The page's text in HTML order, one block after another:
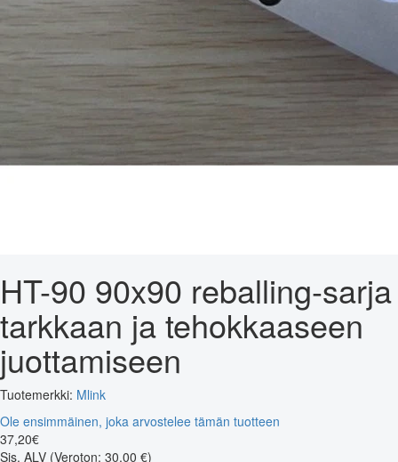
HT-90 90x90 reballing-sarja
tarkkaan ja tehokkaaseen
juottamiseen
Tuotemerkki: Mlink
Ole ensimmäinen, joka arvostelee tämän tuotteen
37,20€
Sis. ALV (Veroton: 30,00 €)